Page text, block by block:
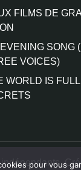
FILMS DE
SONG
VOICES)
WORLD IS
pour vous